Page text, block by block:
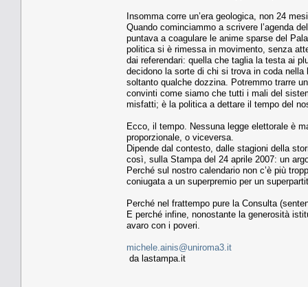
Insomma corre un’era geologica, non 24
Quando cominciammo a scrivere l’agenda
puntava a coagulare le anime sparse del
politica si è rimessa in movimento, senza
dai referendari: quella che taglia la testa ai
decidono la sorte di chi si trova in coda
soltanto qualche dozzina. Potremmo trarre
convinti come siamo che tutti i mali del
misfatti; è la politica a dettare il tempo del
Ecco, il tempo. Nessuna legge elettorale è
proporzionale, o viceversa.
Dipende dal contesto, dalle stagioni della
così, sulla Stampa del 24 aprile 2007: un
Perché sul nostro calendario non c’è più
coniugata a un superpremio per un
Perché nel frattempo pure la Consulta
E perché infine, nonostante la generosità
avaro con i poveri.
michele.ainis@uniroma3.it
da lastampa.it